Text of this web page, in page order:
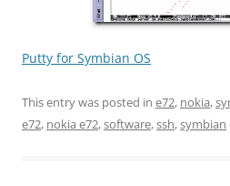
Putty for Symbian OS
This entry was posted in e72, nokia,
e72, nokia e72,software,ssh,symbian